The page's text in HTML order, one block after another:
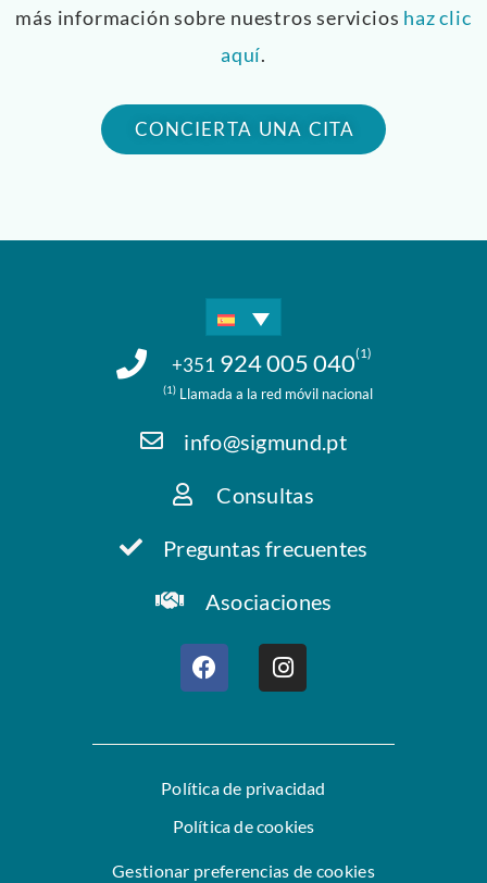
más información sobre nuestros servicios haz clic
aquí.
CONCIERTA UNA CITA
+351 924 005 040(1)
(1)Llamada a la red móvil nacional
info@sigmund.pt
Consultas
Preguntas frecuentes
Asociaciones
Política de privacidad
Política de cookies
Gestionar preferencias de cookies